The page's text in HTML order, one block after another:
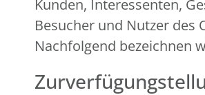
Kunden, Interessenten,
Besucher und Nutzer des
Nachfolgend bezeichnen